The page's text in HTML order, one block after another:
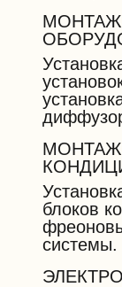
блоков
системы.